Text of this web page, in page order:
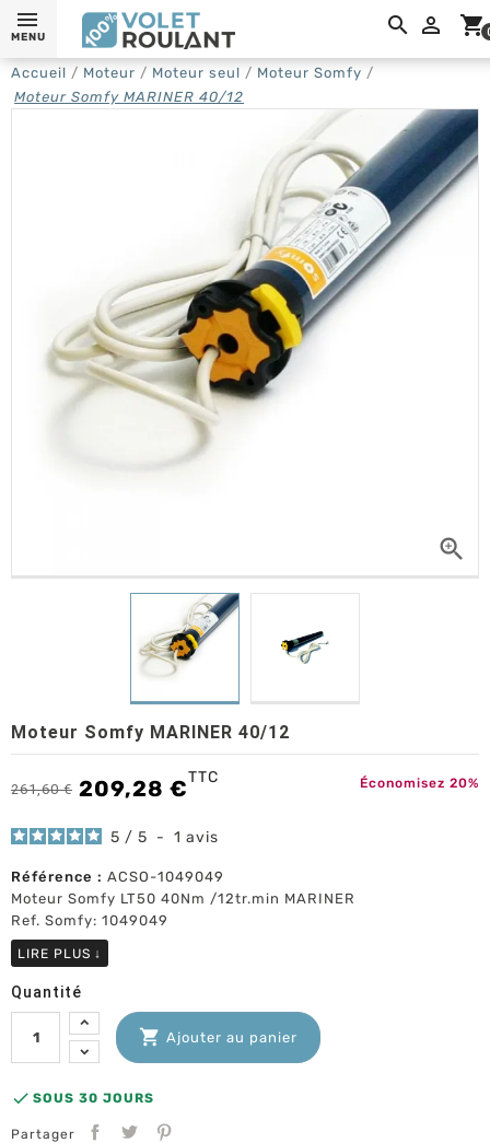
 shopping_cart
MENU
Accueil Moteur Moteur seul
Moteur Somfy
Moteur Somfy MARINER 40/12

Moteur Somfy MARINER 40/12
261,60 € 209,28 €TTC Économisez 20%
5 / 5 - 1 avis
Référence : ACSO-1049049
Moteur Somfy LT50 40Nm /12tr.min MARINER
Ref. Somfy: 1049049
LIRE PLUS ↓
Quantité
 Ajouter au panier
 SOUS 30 JOURS
Partager